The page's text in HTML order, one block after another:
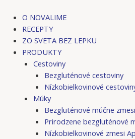
obsah
O NOVALIME
RECEPTY
ZO SVETA BEZ LEPKU
PRODUKTY
Cestoviny
Bezgluténové cestoviny
Nízkobielkovinové
Múky
Bezgluténové múčne
Prirodzene bezgluténové
Nízkobielkovinové zmesi
navigation
navigation